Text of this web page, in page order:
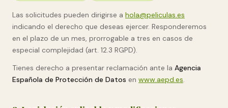
Las solicitudes pueden dirigirse a hola@peliculas.es
indicando el derecho que deseas ejercer. Responderemos
en el plazo de un mes, prorrogable a tres en casos de
especial complejidad (art. 12.3 RGPD).
Tienes derecho a presentar reclamación ante la Agencia
Española de Protección de Datos en www.aepd.es.